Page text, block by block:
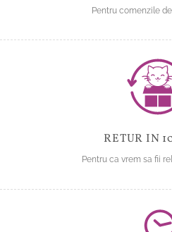
Pentru comenzile
RETUR IN
Pentru ca vrem sa fii